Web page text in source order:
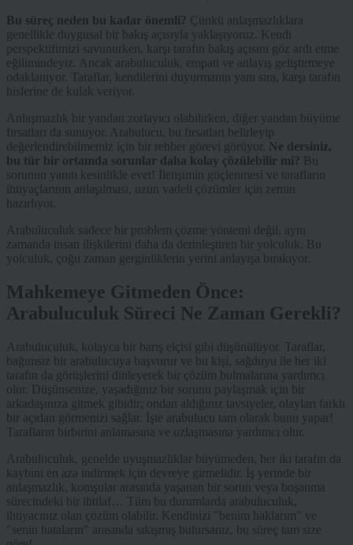
Bu süreç neden bu kadar önemli? Çünkü anlaşmazlıklara
genellikle duygusal bir bakış açısıyla yaklaşıyoruz. Kendi
perspektifimizi savunurken, karşı tarafın bakış açısını göz ardı etme
eğilimindeyiz. Ancak arabuluculuk, empati ve anlayış geliştirmeye
odaklanıyor. Taraflar, kendilerini duyurmanın yanı sıra, karşı tarafın
hislerine de kulak veriyor.
Anlaşmazlık bir yandan zorlayıcı olabilirken, diğer yandan büyüme
fırsatları da sunuyor. Arabulucu, bu fırsatları belirleyip
değerlendirebilmemiz için bir rehber görevi görüyor.
Ne dersiniz,
bu tür bir ortamda sorunlar daha kolay çözülebilir mi? Bu
sorunun yanıtı kesinlikle evet! İletişimin güçlenmesi ve tarafların
ihtiyaçlarının anlaşılması, uzun vadeli çözümler için zemin
hazırlıyor.
Arabuluculuk sadece bir problem çözme yöntemi değil, aynı
zamanda insan ilişkilerini daha da derinleştiren bir yolculuk. Bu
yolculuk, çoğu zaman gerginliklerin yerini anlayışa bırakıyor.
Mahkemeye Gitmeden Önce:
Arabuluculuk Süreci Ne Zaman Gerekli?
Arabuluculuk, kolayca bir barış elçisi gibi düşünülüyor. Taraflar,
bağımsız bir arabulucuya başvurur ve bu kişi, sağduyu ile her iki
tarafın da görüşlerini dinleyerek bir çözüm bulmalarına yardımcı
olur. Düşünsenize, yaşadığınız bir sorunu paylaşmak için bir
arkadaşınıza gitmek gibidir; ondan aldığınız tavsiyeler, olayları farklı
bir açıdan görmenizi sağlar. İşte arabulucu tam olarak bunu yapar!
Tarafların birbirini anlamasına ve uzlaşmasına yardımcı olur.
Arabuluculuk, genelde uyuşmazlıklar büyümeden, her iki tarafın da
kaybını en aza indirmek için devreye girmelidir. İş yerinde bir
anlaşmazlık, komşular arasında yaşanan bir sorun veya boşanma
sürecindeki bir ihtilaf… Tüm bu durumlarda arabuluculuk,
ihtiyacınız olan çözüm olabilir. Kendinizi "benim haklarım" ve
"senin hataların" arasında sıkışmış bulursanız, bu süreç tam size